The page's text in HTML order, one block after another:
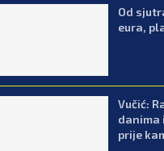
Od
eura,
Vučić:
danima
prije